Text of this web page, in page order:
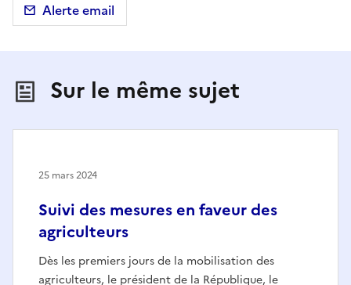
Alerte email
Sur le même sujet
Suivi des mesures en faveur des
agriculteurs
Dès les premiers jours de la mobilisation des
agriculteurs, le président de la République, le
25 mars 2024